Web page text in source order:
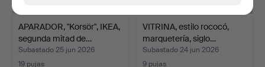
APARADOR, "Korsör", IKEA,
segunda mitad de…
Subastado 25 jun 2026
19 pujas
VITRINA, estilo rococó,
marquetería, siglo…
Subastado 24 jun 2026
9 pujas